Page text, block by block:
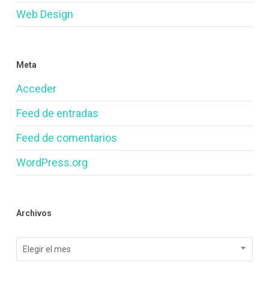
Web Design
Meta
Acceder
Feed de entradas
Feed de comentarios
WordPress.org
Archivos
Archivos
Elegir el mes